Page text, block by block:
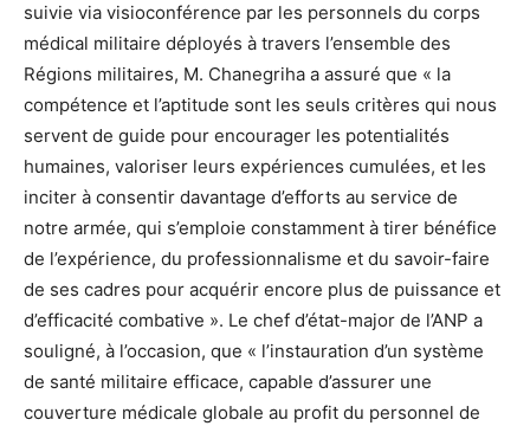
suivie via visioconférence par les personnels du corps
médical militaire déployés à travers l’ensemble des
Régions militaires, M. Chanegriha a assuré que « la
compétence et l’aptitude sont les seuls critères qui nous
servent de guide pour encourager les potentialités
humaines, valoriser leurs expériences cumulées, et les
inciter à consentir davantage d’efforts au service de
notre armée, qui s’emploie constamment à tirer bénéfice
de l’expérience, du professionnalisme et du savoir-faire
de ses cadres pour acquérir encore plus de puissance et
d’efficacité combative ». Le chef d’état-major de l’ANP a
souligné, à l’occasion, que « l’instauration d’un système
de santé militaire efficace, capable d’assurer une
couverture médicale globale au profit du personnel de